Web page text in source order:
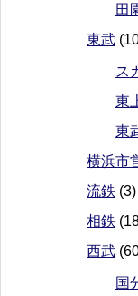
田
東武
ス
東
東
横浜市
流鉄 (3)
相鉄
西武
国